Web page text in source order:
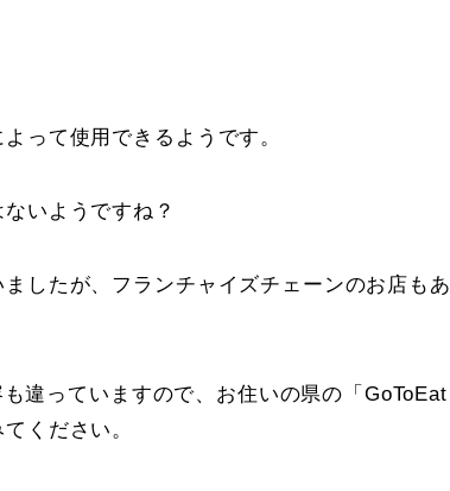
って使用できるようです。
いようですね？
したが、フランチャイズチェーンのお店もあ
違っていますので、お住いの県の「GoToEat
ください。